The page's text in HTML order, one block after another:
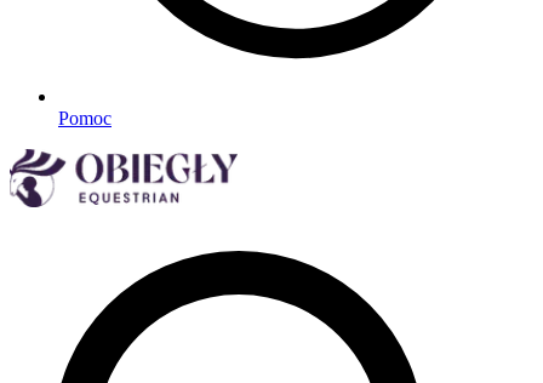
Pomoc